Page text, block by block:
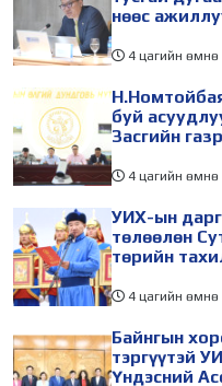
нөөс
4 цагийн өмнө
буй
Засгийн
4 цагийн өмнө
УИХ-ын
төлөөлөн
төрийн
4 цагийн өмнө
Байнгын
тэргүүтэй
Үндэсний